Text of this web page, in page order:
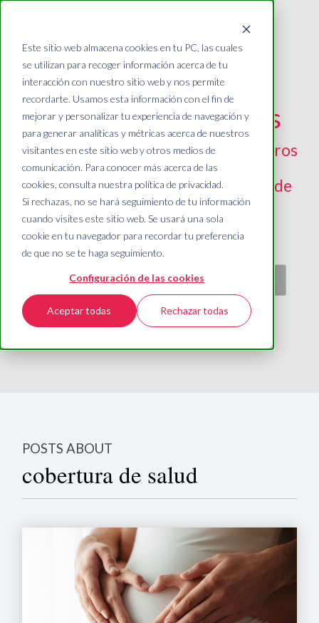
Este sitio web almacena cookies en tu PC, las cuales
se utilizan para recoger información acerca de tu
interacción con nuestro sitio web y nos permite
recordarte. Usamos esta información con el fin de
mejorar y personalizar tu experiencia de navegación y
para generar analíticas y métricas acerca de nuestros
visitantes en este sitio web y otros medios de
comunicación. Para conocer más acerca de las
cookies, consulta nuestra política de privacidad.
Si rechazas, no se hará seguimiento de tu información
cuando visites este sitio web. Se usará una sola
cookie en tu navegador para recordar tu preferencia
de que no se te haga seguimiento.
Configuración de las cookies
Aceptar todas Rechazar todas
Blog de Bisa Seguros
Porque eres importante para nosotros
tenemos para ti consejos sobre
seguros, estilo de vida, prevención de
accidentes. ¡Ingresa ahora y
descúbrelos!
POSTS ABOUT
cobertura de salud